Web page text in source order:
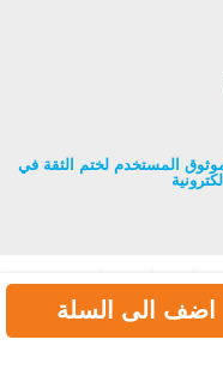
اضف الى السلة
المستخدم لختم الثقة في